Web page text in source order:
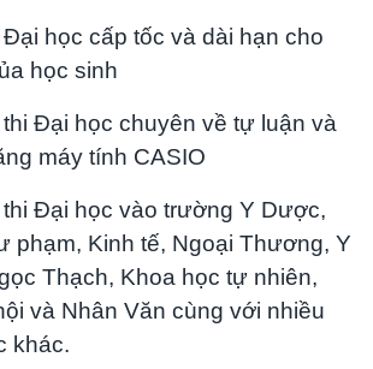
học cấp tốc và dài hạn cho
học sinh
Đại học chuyên về tự luận và
máy tính CASIO
Đại học vào trường Y Dược,
phạm, Kinh tế, Ngoại Thương, Y
Thạch, Khoa học tự nhiên,
và Nhân Văn cùng với nhiều
khác.